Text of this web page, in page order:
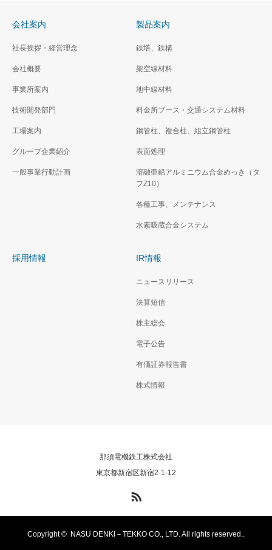
会社案内
社長挨拶・経営理念
会社概要
事業所案内
技術開発部門
工場案内
グループ企業紹介
一般事業行動計画
製品案内
鉄塔、鉄構
架空線材料
地中線材料
料金所ブース・交通システム材料
鋼管柱、複合柱、組立鋼管柱
表面処理
溶融亜鉛アルミニウム合金めっき（タ
フZ10）
各種工事、メンテナンス
水素吸蔵合金システム
採用情報 IR情報
ニュースリリース
決算短信
株主総会
電子公告
有価証券報告書
株式情報
那須電機鉄工株式会社
東京都新宿区新宿2-1-12
Copyright © NASU DENKI－TEKKO CO., LTD. All rights reserved..